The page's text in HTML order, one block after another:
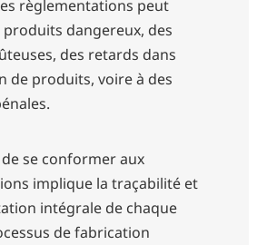
règlementations peut
produits dangereux, des
des retards dans
de produits, voire à des
de se conformer aux
implique la traçabilité et
intégrale de chaque
de fabrication